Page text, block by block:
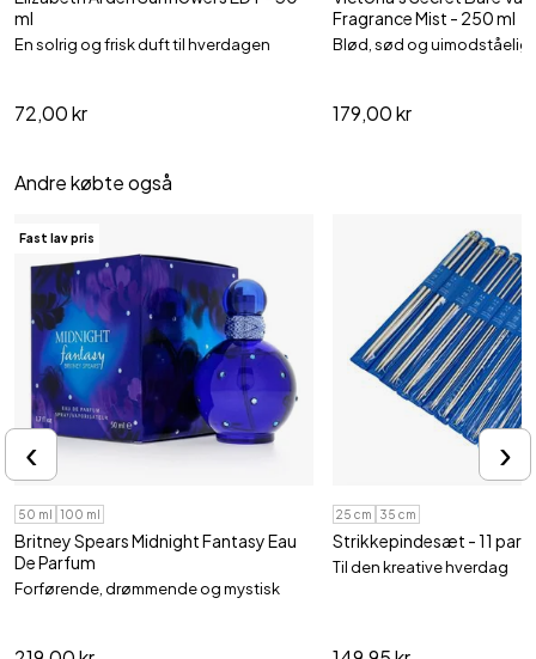
ml
En solrig og frisk duft til hverdagen
72,00 kr
Fragrance Mist - 250 ml
Blød, sød og uimodståelig
179,00 kr
Andre købte også
Fast lav pris
50 ml 100 ml
Britney Spears Midnight Fantasy Eau
De Parfum
Forførende, drømmende og mystisk
25 cm 35 cm
Strikkepindesæt - 11 par
Til den kreative hverdag
‹ ›